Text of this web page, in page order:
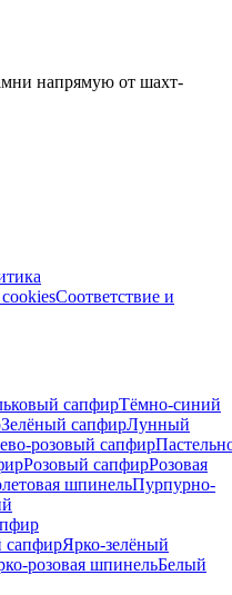
напрямую от шахт-
Соответствие и
сапфирТёмно-синий
Зелёный сапфирЛунный
розовый сапфир
Розовый сапфирРозовая
шпинельПурпурно-
сапфирЯрко-зелёный
розовая шпинельБелый